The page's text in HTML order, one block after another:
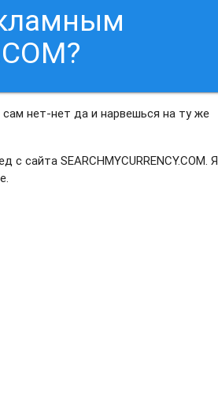
нет-нет да и нарвешься на ту же
сайта SEARCHMYCURRENCY.COM. Я